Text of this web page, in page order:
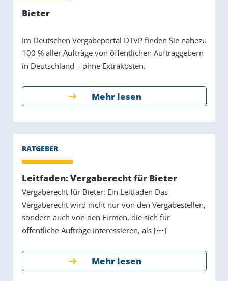
Bieter
Im Deutschen Vergabeportal DTVP finden Sie nahezu
100 % aller Aufträge von öffentlichen Auftraggebern
in Deutschland – ohne Extrakosten.
Mehr lesen
Leitfaden: Vergaberecht für Bieter
Vergaberecht für Bieter: Ein Leitfaden Das
Vergaberecht wird nicht nur von den Vergabestellen,
sondern auch von den Firmen, die sich für
öffentliche Aufträge interessieren, als [
]
Mehr lesen